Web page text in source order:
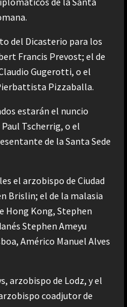
del Dicasterio para los
Francis Prevost; el de
Gugerotti, o el
Pizzaballa.
estarán el nuncio
Tscherrig, o el
de la Santa Sede
el arzobispo de Ciudad
Brislin; el de la malasia
Hong Kong, Stephen
Stephen Ameyu
Américo Manuel Alves
arzobispo de Lodz, y el
coadjutor de